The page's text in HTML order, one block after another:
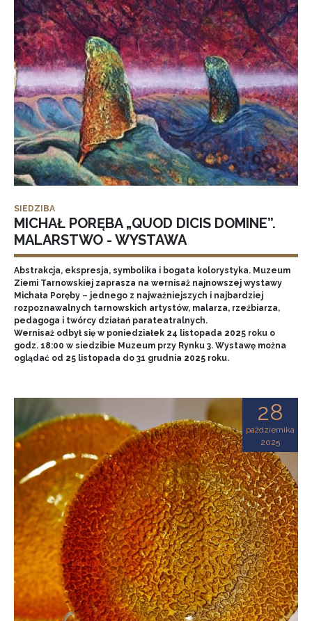
SIEDZIBA
MICHAŁ PORĘBA „QUOD DICIS DOMINE”.
MALARSTWO - WYSTAWA
Abstrakcja, ekspresja, symbolika i bogata kolorystyka. Muzeum
Ziemi Tarnowskiej zaprasza na wernisaż najnowszej wystawy
Michała Poręby – jednego z najważniejszych i najbardziej
rozpoznawalnych tarnowskich artystów, malarza, rzeźbiarza,
pedagoga i twórcy działań parateatralnych.
Wernisaż odbył się w poniedziałek 24 listopada 2025 roku o
godz. 18:00 w siedzibie Muzeum przy Rynku 3. Wystawę można
oglądać od 25 listopada do 31 grudnia 2025 roku.
28
października
2025